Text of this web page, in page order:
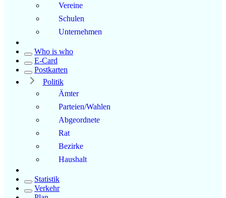
Vereine
Schulen
Unternehmen
Who is who
E-Card
Postkarten
Politik
Ämter
Parteien/Wahlen
Abgeordnete
Rat
Bezirke
Haushalt
Statistik
Verkehr